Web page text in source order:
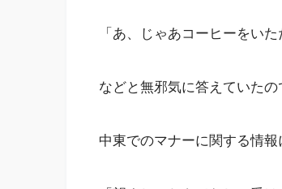
「あ、じゃあコーヒーをいた
などと無邪気に答えていたの
中東でのマナーに関する情